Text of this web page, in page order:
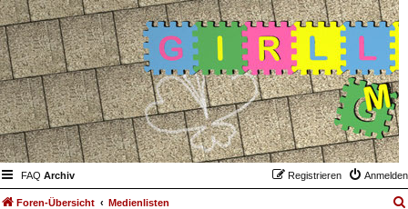
FAQ Archiv Anmelden
Registrieren
Foren-Übersicht Medienlisten